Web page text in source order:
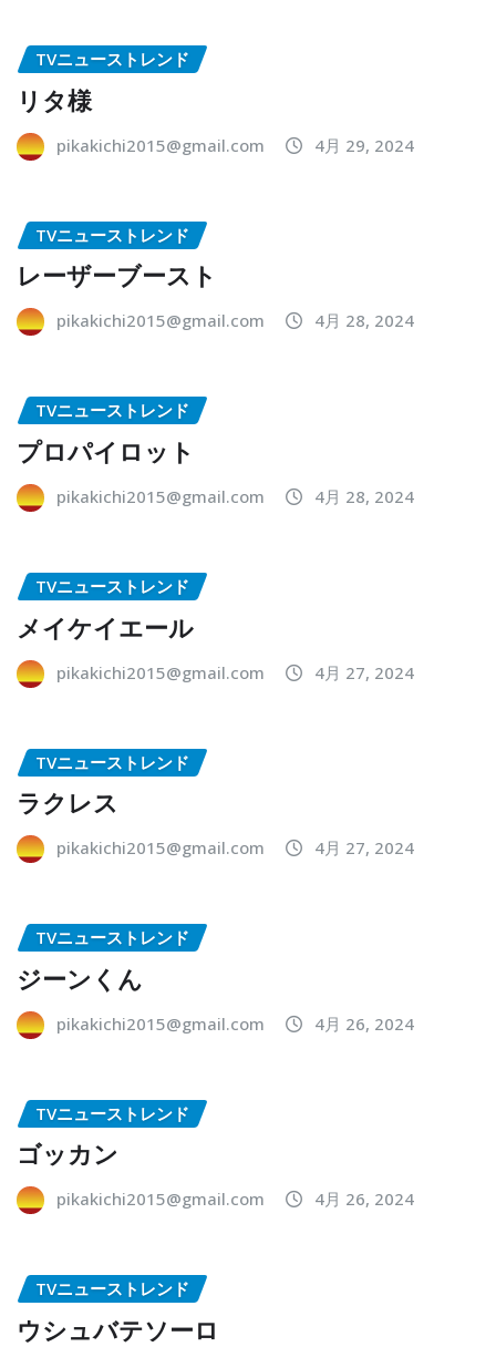
TVニューストレンド
リタ様
pikakichi2015@gmail.com 4月 29, 2024
TVニューストレンド
レーザーブースト
pikakichi2015@gmail.com 4月 28, 2024
TVニューストレンド
プロパイロット
pikakichi2015@gmail.com 4月 28, 2024
TVニューストレンド
メイケイエール
pikakichi2015@gmail.com 4月 27, 2024
TVニューストレンド
ラクレス
pikakichi2015@gmail.com 4月 27, 2024
TVニューストレンド
ジーンくん
pikakichi2015@gmail.com 4月 26, 2024
TVニューストレンド
ゴッカン
pikakichi2015@gmail.com 4月 26, 2024
TVニューストレンド
ウシュバテソーロ